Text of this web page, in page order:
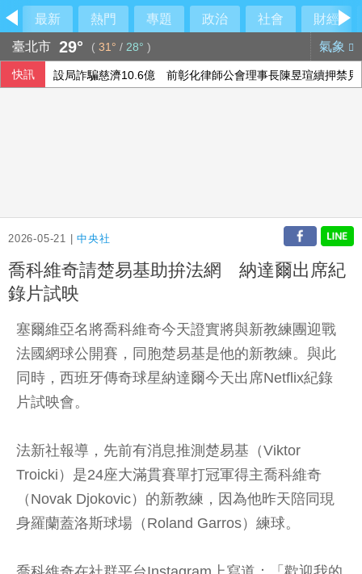
最新 熱門 專題 政治 社會
財經
臺北市 29° ( 31° / 28° ) 氣象
快訊 設局詐騙慈濟10.6億 前彰化律師公會理事長陳昱瑄續押禁見
2026-05-21 |中央社
喬科維奇請楚易基助拚法網 納達爾出席紀
錄片試映
塞爾維亞名將喬科維奇今天證實將與新教練團迎戰
法國網球公開賽，同胞楚易基是他的新教練。與此
同時，西班牙傳奇球星納達爾今天出席Netflix紀錄
片試映會。
法新社報導，先前有消息推測楚易基（Viktor
Troicki）是24座大滿貫賽單打冠軍得主喬科維奇
（Novak Djokovic）的新教練，因為他昨天陪同現
身羅蘭蓋洛斯球場（Roland Garros）練球。